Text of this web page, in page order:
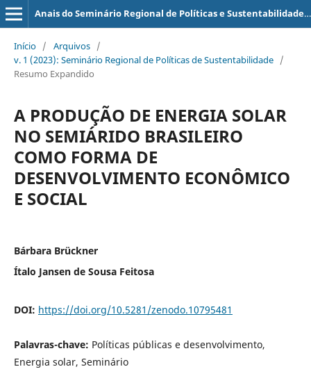
Anais do Seminário Regional de Políticas e Sustentabilidade (SERPS)
Início / Arquivos /
v. 1 (2023): Seminário Regional de Políticas de Sustentabilidade /
Resumo Expandido
A PRODUÇÃO DE ENERGIA SOLAR
NO SEMIÁRIDO BRASILEIRO
COMO FORMA DE
DESENVOLVIMENTO ECONÔMICO
E SOCIAL
Bárbara Brückner
Ítalo Jansen de Sousa Feitosa
DOI: https://doi.org/10.5281/zenodo.10795481
Palavras-chave: Políticas públicas e desenvolvimento,
Energia solar, Seminário